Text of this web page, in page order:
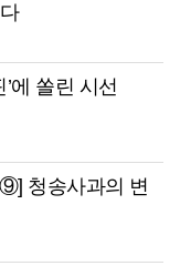
에 쏠린 시선
청송사과의 변